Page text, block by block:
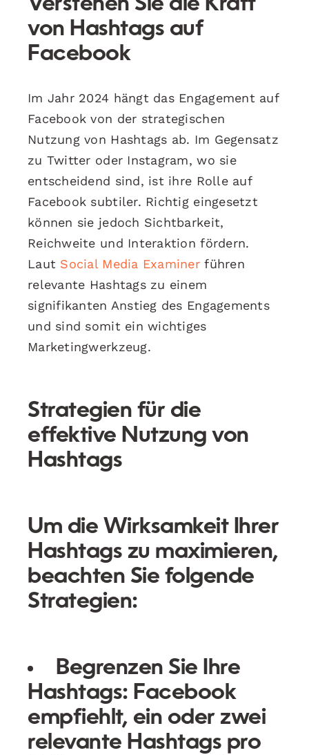
Verstehen Sie die Kraft
von Hashtags auf
Facebook
Im Jahr 2024 hängt das Engagement auf
Facebook von der strategischen
Nutzung von Hashtags ab. Im Gegensatz
zu Twitter oder Instagram, wo sie
entscheidend sind, ist ihre Rolle auf
Facebook subtiler. Richtig eingesetzt
können sie jedoch Sichtbarkeit,
Reichweite und Interaktion fördern.
Laut Social Media Examiner führen
relevante Hashtags zu einem
signifikanten Anstieg des Engagements
und sind somit ein wichtiges
Marketingwerkzeug.
Strategien für die
effektive Nutzung von
Hashtags
Um die Wirksamkeit Ihrer
Hashtags zu maximieren,
beachten Sie folgende
Strategien:
Begrenzen Sie Ihre
Hashtags: Facebook
empfiehlt, ein oder zwei
relevante Hashtags pro